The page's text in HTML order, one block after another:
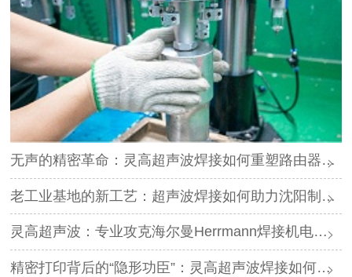
无声的精密革命：灵高超声波焊接如何重塑路由器外壳制造？
老工业基地的新工艺：超声波焊接如何助力沈阳制造转型？
灵高超声波：专业攻克海尔曼Herrmann焊接机电路板短路难题
精密打印背后的“隐形功臣”：灵高超声波焊接如何让喷墨头支架更可靠？